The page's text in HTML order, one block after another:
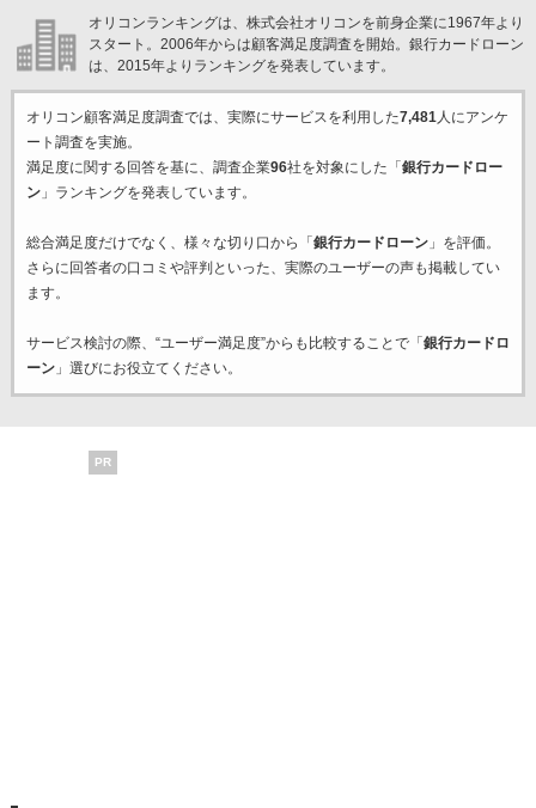
オリコンランキングは、株式会社オリコンを前身企業に1967年より
スタート。2006年からは顧客満足度調査を開始。銀行カードローン
は、2015年よりランキングを発表しています。
オリコン顧客満足度調査では、実際にサービスを利用した7,481人にアンケ
ート調査を実施。
満足度に関する回答を基に、調査企業96社を対象にした「 銀行カードロー
ン」ランキングを発表しています。
総合満足度だけでなく、様々な切り口から「 銀行カードローン」を評価。
さらに回答者の口コミや評判といった、実際のユーザーの声も掲載してい
ます。
サービス検討の際、“ユーザー満足度”からも比較することで「 銀行カードロ
ーン」選びにお役立てください。
PR